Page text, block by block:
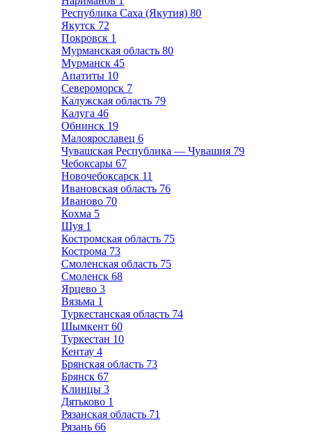
Республика Саха (Якутия) 80
Якутск 72
Покровск 1
Мурманская область 80
Мурманск 45
Апатиты 10
Североморск 7
Калужская область 79
Калуга 46
Обнинск 19
Малоярославец 6
Чувашская Республика — Чувашия 79
Чебоксары 67
Новочебоксарск 11
Ивановская область 76
Иваново 70
Кохма 5
Шуя 1
Костромская область 75
Кострома 73
Смоленская область 75
Смоленск 68
Ярцево 3
Вязьма 1
Туркестанская область 74
Шымкент 60
Туркестан 10
Кентау 4
Брянская область 73
Брянск 67
Клинцы 3
Дятьково 1
Рязанская область 71
Рязань 66